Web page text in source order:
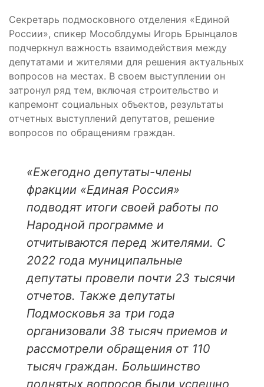
Секретарь подмосковного отделения «Единой
России», спикер Мособлдумы Игорь Брынцалов
подчеркнул важность взаимодействия между
депутатами и жителями для решения актуальных
вопросов на местах. В своем выступлении он
затронул ряд тем, включая строительство и
капремонт социальных объектов, результаты
отчетных выступлений депутатов, решение
вопросов по обращениям граждан.
«Ежегодно депутаты-члены
фракции «Единая Россия»
подводят итоги своей работы по
Народной программе и
отчитываются перед жителями. С
2022 года муниципальные
депутаты провели почти 23 тысячи
отчетов. Также депутаты
Подмосковья за три года
организовали 38 тысяч приемов и
рассмотрели обращения от 110
тысяч граждан. Большинство
поднятых вопросов были успешно